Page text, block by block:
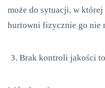
może do sytuacji, w której
hurtowni fizycznie go nie
Brak kontroli jakości